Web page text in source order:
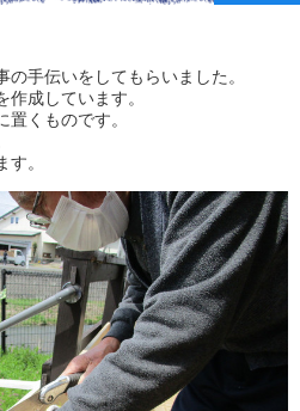
手伝いをしてもらいました。
作成しています。
くものです。
。